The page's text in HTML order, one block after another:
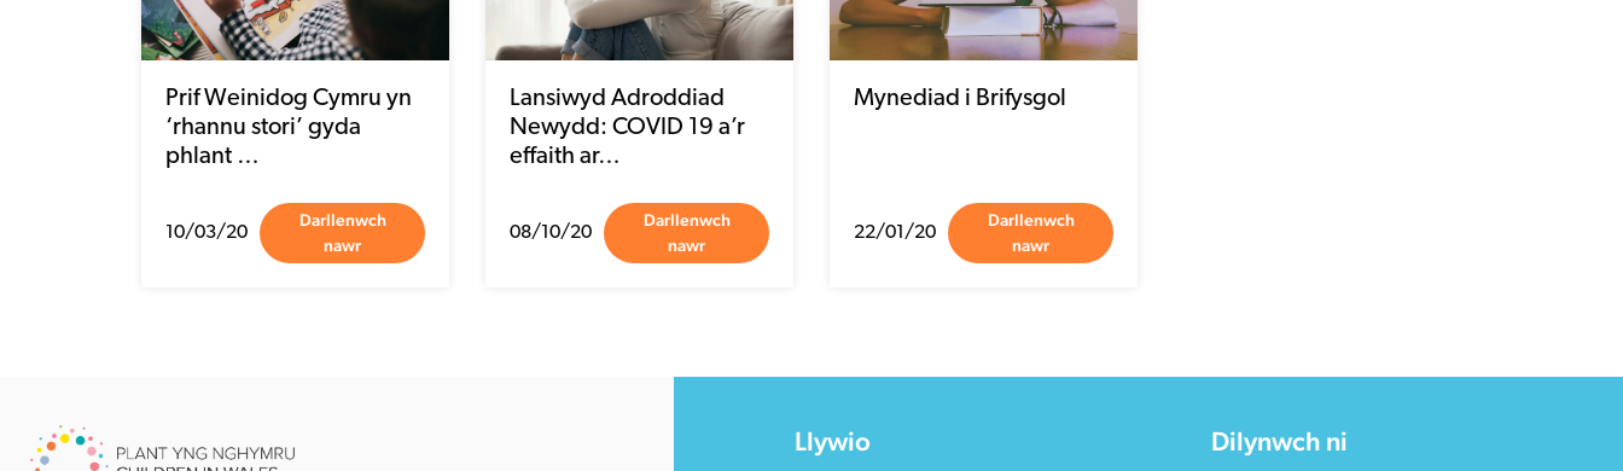
Prif Weinidog Cymru yn
‘rhannu stori’ gyda
phlant …
10/03/20
Darllenwch
nawr
Lansiwyd Adroddiad
Newydd: COVID 19 a’r
effaith ar…
08/10/20
Darllenwch
nawr
Mynediad i Brifysgol
22/01/20
Darllenwch
nawr
Llywio Dilynwch ni